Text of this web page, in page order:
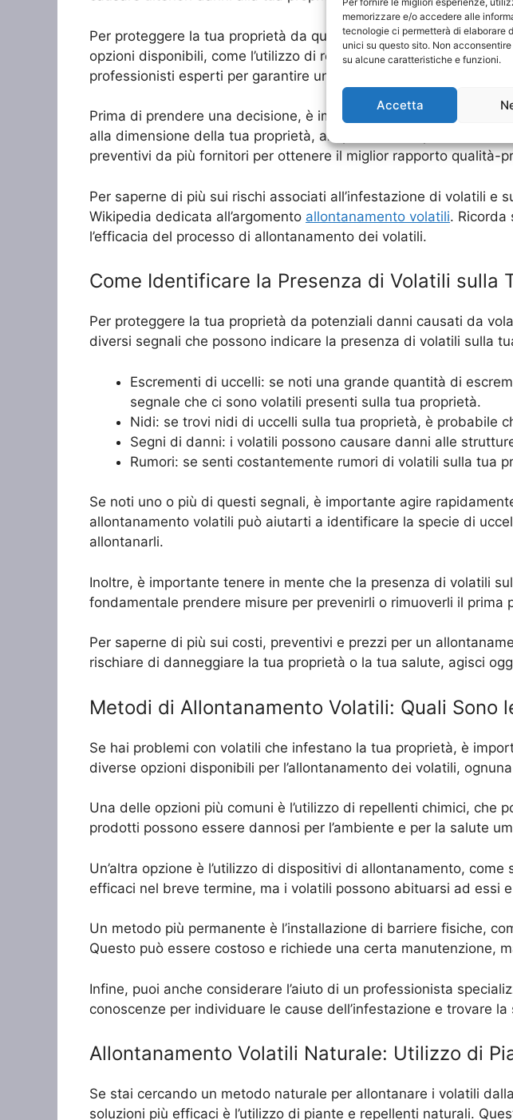
memorizzare e/o accedere alle
tecnologie ci permetterà di elaborare
unici su questo sito. Non
su alcune caratteristiche e funzioni.
Accetta
Per proteggere la tua proprietà da questi rischi, è importante
opzioni disponibili, come l’utilizzo di repellenti, la posa di reti o
professionisti esperti per garantire un’efficace e sicura rimozione
Prima di prendere una decisione, è importante considerare i
alla dimensione della tua proprietà, al tipo di volatili presenti e
preventivi da più fornitori per ottenere il miglior rapporto qualità-
Per saperne di più sui rischi associati all’infestazione di volatili
Wikipedia dedicata all’argomento allontanamento volatili. Ricorda
l’efficacia del processo di allontanamento dei volatili.
Come Identificare la Presenza di Volatili sulla
Per proteggere la tua proprietà da potenziali danni causati da
diversi segnali che possono indicare la presenza di volatili sulla
Escrementi di uccelli: se noti una grande quantità di
segnale che ci sono volatili presenti sulla tua proprietà.
Nidi: se trovi nidi di uccelli sulla tua proprietà, è probabile
Segni di danni: i volatili possono causare danni alle
Rumori: se senti costantemente rumori di volatili sulla tua
Se noti uno o più di questi segnali, è importante agire
allontanamento volatili può aiutarti a identificare la specie di
allontanarli.
Inoltre, è importante tenere in mente che la presenza di volatili
fondamentale prendere misure per prevenirli o rimuoverli il prima
Per saperne di più sui costi, preventivi e prezzi per un
rischiare di danneggiare la tua proprietà o la tua salute, agisci
Metodi di Allontanamento Volatili: Quali Sono
Se hai problemi con volatili che infestano la tua proprietà, è
diverse opzioni disponibili per l’allontanamento dei volatili,
Una delle opzioni più comuni è l’utilizzo di repellenti chimici,
prodotti possono essere dannosi per l’ambiente e per la salute
Un’altra opzione è l’utilizzo di dispositivi di allontanamento,
efficaci nel breve termine, ma i volatili possono abituarsi ad essi
Un metodo più permanente è l’installazione di barriere fisiche,
Questo può essere costoso e richiede una certa manutenzione,
Infine, puoi anche considerare l’aiuto di un professionista
conoscenze per individuare le cause dell’infestazione e trovare
Allontanamento Volatili Naturale: Utilizzo di
Se stai cercando un metodo naturale per allontanare i volatili
soluzioni più efficaci è l’utilizzo di piante e repellenti naturali.